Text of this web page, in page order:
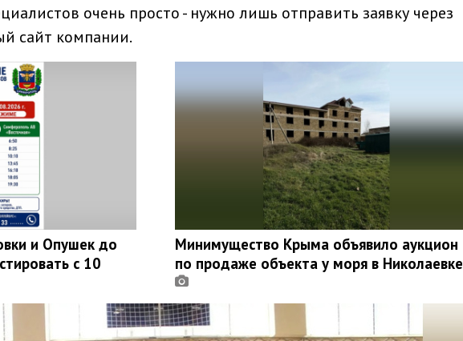
очень просто - нужно лишь отправить заявку через
сайт компании.
и Опушек до
с 10
Минимущество Крыма объявило аукцион
по продаже объекта у моря в Николаевке